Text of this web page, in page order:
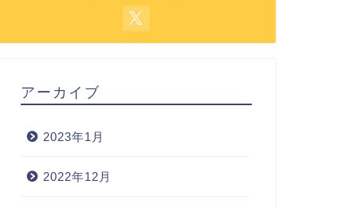
アーカイブ
2023年1月
2022年12月